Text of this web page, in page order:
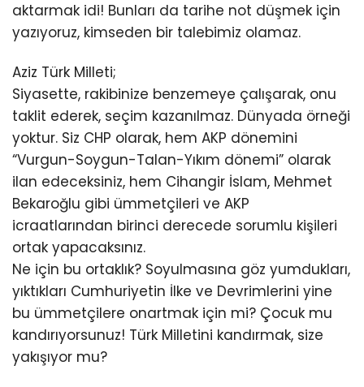
aktarmak idi! Bunları da tarihe not düşmek için
yazıyoruz, kimseden bir talebimiz olamaz.
Aziz Türk Milleti;
Siyasette, rakibinize benzemeye çalışarak, onu
taklit ederek, seçim kazanılmaz. Dünyada örneği
yoktur. Siz CHP olarak, hem AKP dönemini
“Vurgun-Soygun-Talan-Yıkım dönemi” olarak
ilan edeceksiniz, hem Cihangir İslam, Mehmet
Bekaroğlu gibi ümmetçileri ve AKP
icraatlarından birinci derecede sorumlu kişileri
ortak yapacaksınız.
Ne için bu ortaklık? Soyulmasına göz yumdukları,
yıktıkları Cumhuriyetin İlke ve Devrimlerini yine
bu ümmetçilere onartmak için mi? Çocuk mu
kandırıyorsunuz! Türk Milletini kandırmak, size
yakışıyor mu?